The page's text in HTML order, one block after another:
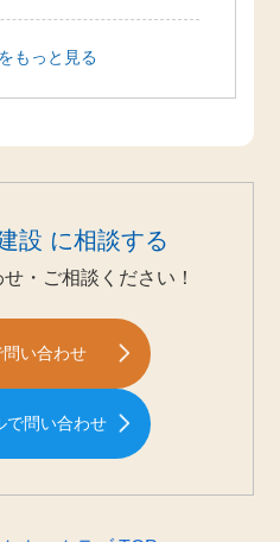
もっと見る
設 に相談する
・ご相談ください！
問い合わせ
で問い合わせ